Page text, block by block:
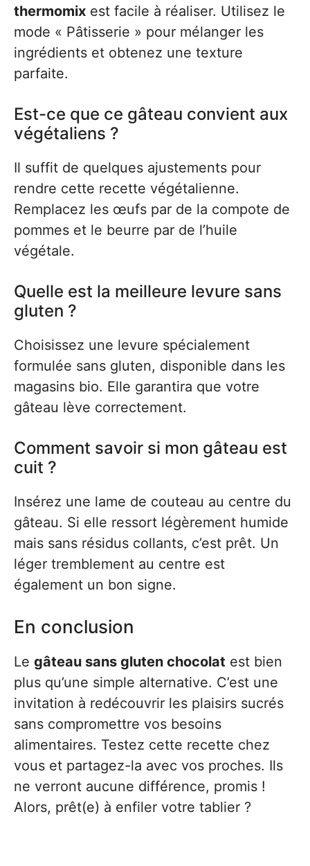
thermomix est facile à réaliser. Utilisez le
mode « Pâtisserie » pour mélanger les
ingrédients et obtenez une texture
parfaite.
Est-ce que ce gâteau convient aux
végétaliens ?
Il suffit de quelques ajustements pour
rendre cette recette végétalienne.
Remplacez les œufs par de la compote de
pommes et le beurre par de l’huile
végétale.
Quelle est la meilleure levure sans
gluten ?
Choisissez une levure spécialement
formulée sans gluten, disponible dans les
magasins bio. Elle garantira que votre
gâteau lève correctement.
Comment savoir si mon gâteau est
cuit ?
Insérez une lame de couteau au centre du
gâteau. Si elle ressort légèrement humide
mais sans résidus collants, c’est prêt. Un
léger tremblement au centre est
également un bon signe.
En conclusion
Le gâteau sans gluten chocolat est bien
plus qu’une simple alternative. C’est une
invitation à redécouvrir les plaisirs sucrés
sans compromettre vos besoins
alimentaires. Testez cette recette chez
vous et partagez-la avec vos proches. Ils
ne verront aucune différence, promis !
Alors, prêt(e) à enfiler votre tablier ?